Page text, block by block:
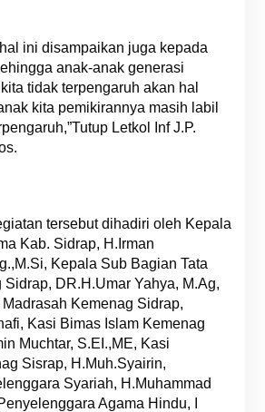
ini disampaikan juga kepada
anak-anak generasi
tidak terpengaruh akan hal
kita pemikirannya masih labil
Letkol Inf J.P.
tersebut dihadiri oleh Kepala
Kab. Sidrap, H.Irman
Kepala Sub Bagian Tata
DR.H.Umar Yahya, M.Ag,
Kemenag Sidrap,
Kasi Bimas Islam Kemenag
Muchtar, S.EI.,ME, Kasi
Sisrap, H.Muh.Syairin,
Syariah, H.Muhammad
Agama Hindu, I